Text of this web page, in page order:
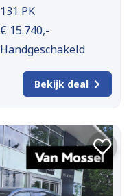
131 PK
€ 15.740,-
Handgeschakeld
Bekijk deal